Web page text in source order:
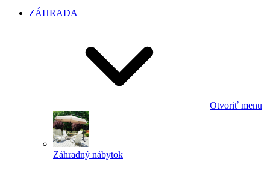
ZÁHRADA
Otvoriť menu
Záhradný nábytok